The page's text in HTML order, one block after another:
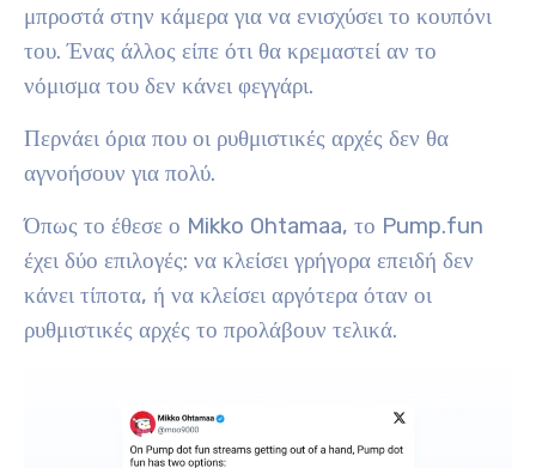
μπροστά στην κάμερα για να ενισχύσει το κουπόνι
του. Ένας άλλος είπε ότι θα κρεμαστεί αν το
νόμισμα του δεν κάνει φεγγάρι.
Περνάει όρια που οι ρυθμιστικές αρχές δεν θα
αγνοήσουν για πολύ.
Όπως το έθεσε ο Mikko Ohtamaa, το Pump.fun
έχει δύο επιλογές: να κλείσει γρήγορα επειδή δεν
κάνει τίποτα, ή να κλείσει αργότερα όταν οι
ρυθμιστικές αρχές το προλάβουν τελικά.